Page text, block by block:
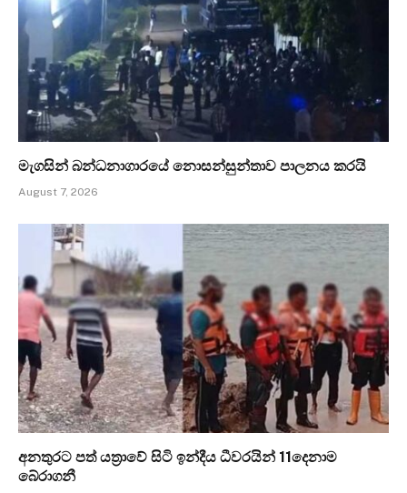
මැගසින් බන්ධනාගාරයේ නොසන්සුන්තාව පාලනය කරයි
August 7, 2026
අනතුරට පත් යත්‍රාවේ සිටි ඉන්දීය ධීවරයින් 11දෙනාම
බේරාගනී